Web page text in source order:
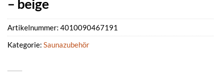
– beige
Artikelnummer: 4010090467191
Kategorie: Saunazubehör